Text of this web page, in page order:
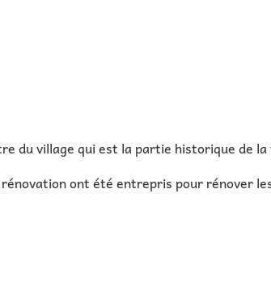
du village qui est la partie historique de
ont été entrepris pour rénover